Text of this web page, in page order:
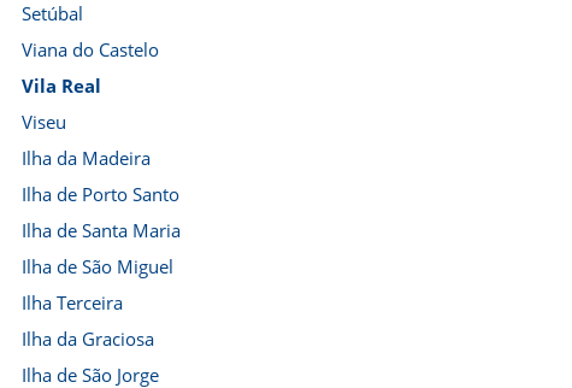
Setúbal
Viana do Castelo
Vila Real
Viseu
Ilha da Madeira
Ilha de Porto Santo
Ilha de Santa Maria
Ilha de São Miguel
Ilha Terceira
Ilha da Graciosa
Ilha de São Jorge